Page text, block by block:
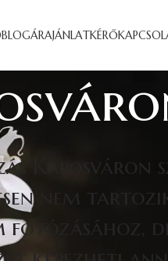
BLOGÁRAJÁNLATKÉRŐ
Kaposváron
nem